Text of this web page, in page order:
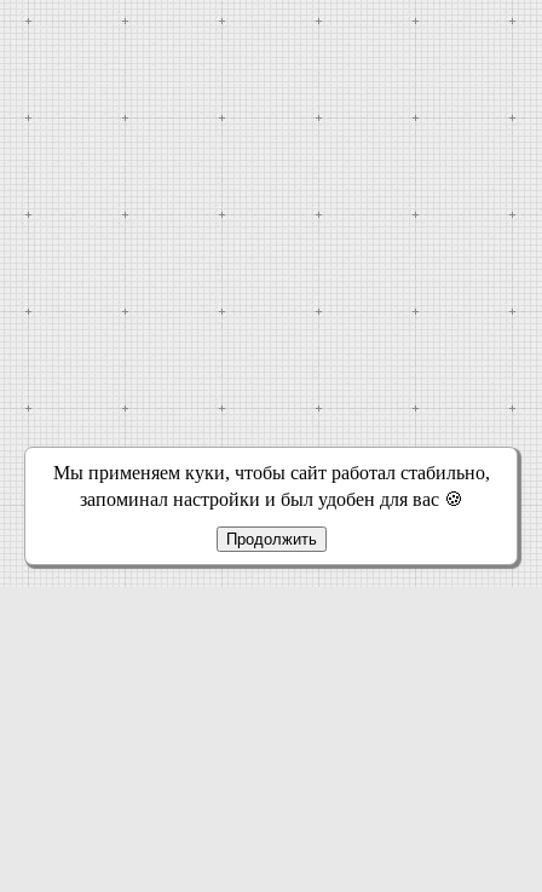
Мы применяем куки, чтобы сайт работал стабильно,
запоминал настройки и был удобен для вас 🍪
Продолжить